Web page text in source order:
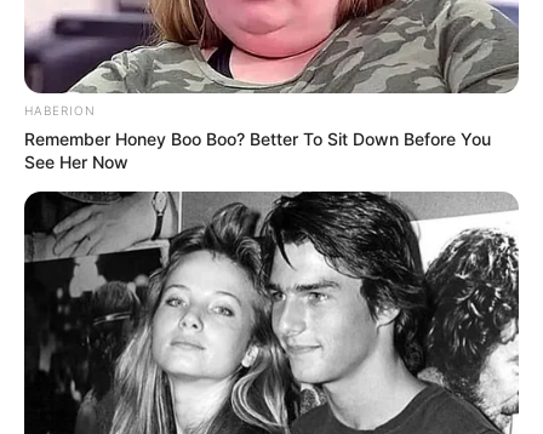
HABERION
Remember Honey Boo Boo? Better To Sit Down Before You
See Her Now